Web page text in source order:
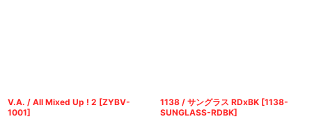
V.A. / All Mixed Up ! 2 [ZYBV-
1001]
1138 / サングラス RDxBK [1138-
SUNGLASS-RDBK]